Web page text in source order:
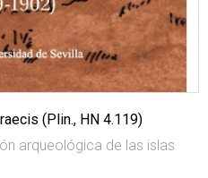
(Plin., HN 4.119)
arqueológica de las islas